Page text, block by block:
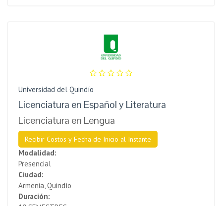
Universidad del Quindío
Licenciatura en Español y Literatura
Licenciatura en Lengua
Recibir Costos y Fecha de Inicio al Instante
Modalidad:
Presencial
Ciudad:
Armenia, Quindío
Duración: